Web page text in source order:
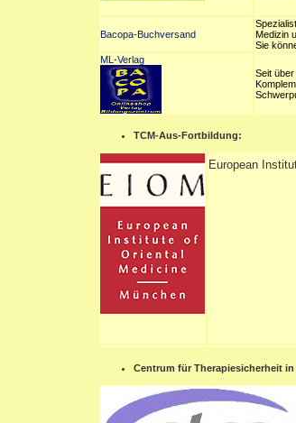
Bacopa-Buchversand
Medizin
Sie
ML-Verlag
Seit
TCM-Aus-Fortbildung:
European
Centrum für Therapiesicherheit